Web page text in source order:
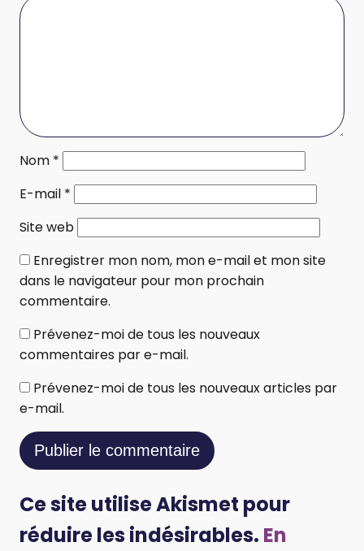
Nom *
E-mail *
Site web
Enregistrer mon nom, mon e-mail et mon site
dans le navigateur pour mon prochain
commentaire.
Prévenez-moi de tous les nouveaux
commentaires par e-mail.
Prévenez-moi de tous les nouveaux articles par
e-mail.
Ce site utilise Akismet pour
réduire les indésirables. En